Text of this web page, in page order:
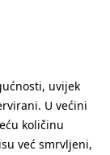
uvijek
U većini
količinu
već smrvljeni,